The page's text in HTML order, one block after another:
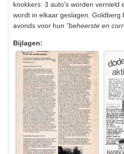
knokkers: 3 auto's worden vernield
wordt in elkaar geslagen. Goldberg
avonds voor hun "beheerste en
Bijlagen: